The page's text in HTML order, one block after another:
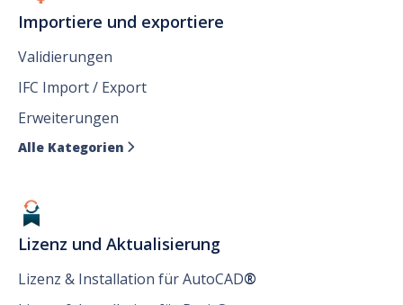
Importiere und exportiere
Validierungen
IFC Import / Export
Erweiterungen
Alle Kategorien 
Lizenz und Aktualisierung
Lizenz & Installation für AutoCAD®